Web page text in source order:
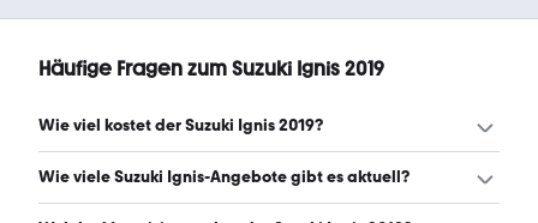
Häufige Fragen zum Suzuki Ignis 2019
Wie viel kostet der Suzuki Ignis 2019?
Ein guter Preis für einen Suzuki Ignis 2019 liegt zwischen
Wie viele Suzuki Ignis-Angebote gibt es aktuell?